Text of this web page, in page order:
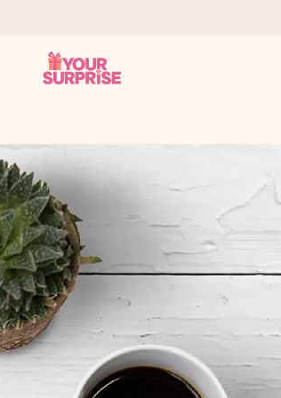
go dać dokładnie we właściwym
wiadomością, która naprawdę poruszy